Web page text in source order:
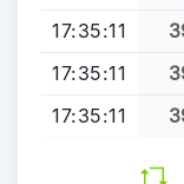
17:35:11
17:35:11
17:35:11